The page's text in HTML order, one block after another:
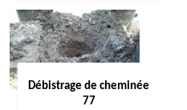
Débistrage de cheminée
77